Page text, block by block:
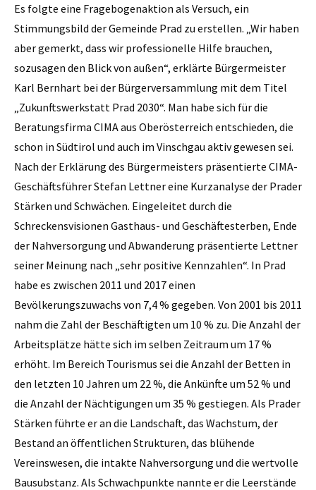
Es folgte eine Fragebogenaktion als Versuch, ein
Stimmungsbild der Gemeinde Prad zu erstellen. „Wir haben
aber gemerkt, dass wir professionelle Hilfe brauchen,
sozusagen den Blick von außen“, erklärte Bürgermeister
Karl Bernhart bei der Bürgerversammlung mit dem Titel
„Zukunftswerkstatt Prad 2030“. Man habe sich für die
Beratungsfirma CIMA aus Oberösterreich entschieden, die
schon in Südtirol und auch im Vinschgau aktiv gewesen sei.
Nach der Erklärung des Bürgermeisters präsentierte CIMA-
Geschäftsführer Stefan Lettner eine Kurzanalyse der Prader
Stärken und Schwächen. Eingeleitet durch die
Schreckensvisionen Gasthaus- und Geschäftesterben, Ende
der Nahversorgung und Abwanderung präsentierte Lettner
seiner Meinung nach „sehr positive Kennzahlen“. In Prad
habe es zwischen 2011 und 2017 einen
Bevölkerungszuwachs von 7,4 % gegeben. Von 2001 bis 2011
nahm die Zahl der Beschäftigten um 10 % zu. Die Anzahl der
Arbeitsplätze hätte sich im selben Zeitraum um 17 %
erhöht. Im Bereich Tourismus sei die Anzahl der Betten in
den letzten 10 Jahren um 22 %, die Ankünfte um 52 % und
die Anzahl der Nächtigungen um 35 % gestiegen. Als Prader
Stärken führte er an die Landschaft, das Wachstum, der
Bestand an öffentlichen Strukturen, das blühende
Vereinswesen, die intakte Nahversorgung und die wertvolle
Bausubstanz. Als Schwachpunkte nannte er die Leerstände